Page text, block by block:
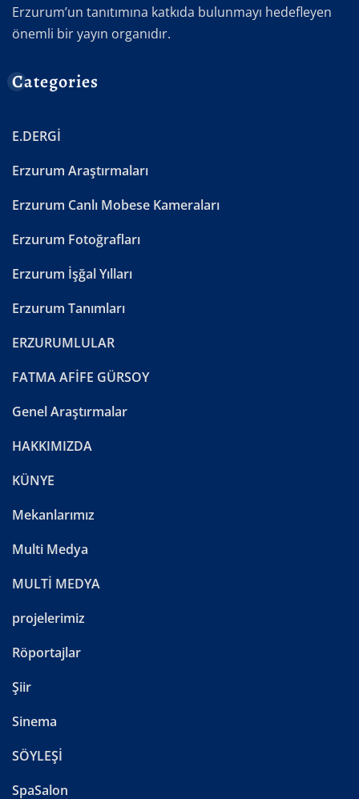
Erzurum’un tanıtımına katkıda bulunmayı hedefleyen
önemli bir yayın organıdır.
Categories
E.DERGİ
Erzurum Araştırmaları
Erzurum Canlı Mobese Kameraları
Erzurum Fotoğrafları
Erzurum İşğal Yılları
Erzurum Tanımları
ERZURUMLULAR
FATMA AFİFE GÜRSOY
Genel Araştırmalar
HAKKIMIZDA
KÜNYE
Mekanlarımız
Multi Medya
MULTİ MEDYA
projelerimiz
Röportajlar
Şiir
Sinema
SÖYLEŞİ
SpaSalon